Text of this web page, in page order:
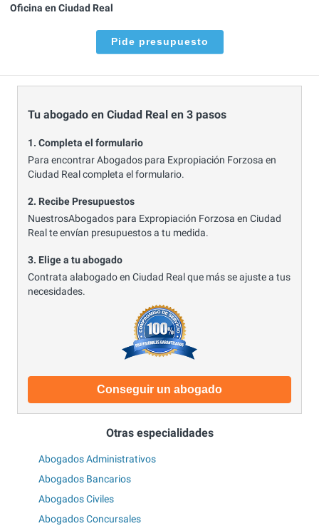
Oficina en Ciudad Real
Pide presupuesto
Tu abogado en Ciudad Real en 3 pasos
1. Completa el formulario
Para encontrar Abogados para Expropiación Forzosa en
Ciudad Real completa el formulario.
2. Recibe Presupuestos
NuestrosAbogados para Expropiación Forzosa en Ciudad
Real te envían presupuestos a tu medida.
3. Elige a tu abogado
Contrata alabogado en Ciudad Real que más se ajuste a tus
necesidades.
Conseguir un abogado
Otras especialidades
Abogados Administrativos
Abogados Bancarios
Abogados Civiles
Abogados Concursales